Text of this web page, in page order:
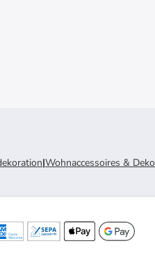
|Wohnaccessoires & Deko